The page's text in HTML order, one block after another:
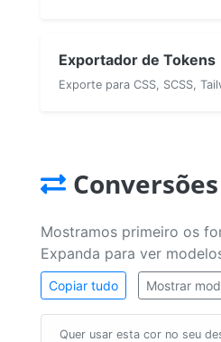
Exportador de Tokens
Exporte para CSS, SCSS,
Mostramos primeiro os
Expanda para ver
Copiar tudo Mostrar
Quer usar esta cor no seu